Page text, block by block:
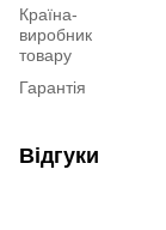
Країна-
виробник
товару
Гарантія
Відгуки